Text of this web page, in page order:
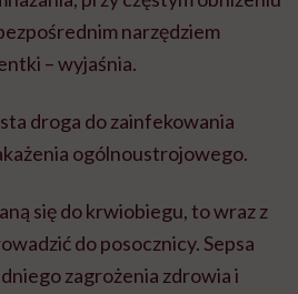
narzędziem
– wyjaśnia.
droga do zainfekowania
ogólnoustrojowego.
się do krwiobiegu, to wraz z
do posocznicy. Sepsa
zagrożenia zdrowia i